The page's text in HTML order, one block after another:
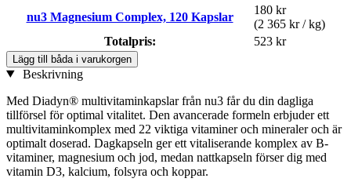
nu3 Magnesium Complex, 120 Kapslar
180 kr
(2 365 kr / kg)
Totalpris:
523 kr
Lägg till båda i varukorgen
Beskrivning
Med Diadyn® multivitaminkapslar från nu3 får du din dagliga
tillförsel för optimal vitalitet. Den avancerade formeln erbjuder ett
multivitaminkomplex med 22 viktiga vitaminer och mineraler och är
optimalt doserad. Dagkapseln ger ett vitaliserande komplex av B-
vitaminer, magnesium och jod, medan nattkapseln förser dig med
vitamin D3, kalcium, folsyra och koppar.